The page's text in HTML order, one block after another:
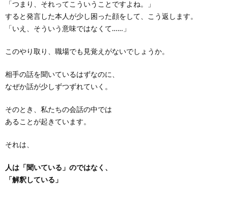
「つまり、それってこういうことですよね。」
すると発言した本人が少し困った顔をして、こう返します。
「いえ、そういう意味ではなくて……」
このやり取り、職場でも見覚えがないでしょうか。
相手の話を聞いているはずなのに、
なぜか話が少しずつずれていく。
そのとき、私たちの会話の中では
あることが起きています。
それは、
人は「聞いている」のではなく、
「解釈している」